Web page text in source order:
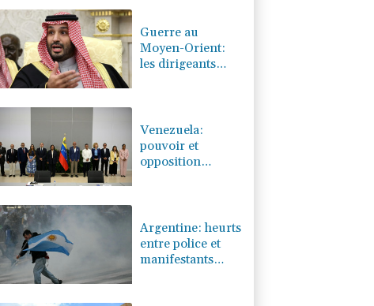
Guerre au
Moyen-Orient:
les dirigeants
Venezuela:
pouvoir et
opposition
transition
Argentine: heurts
entre police et
manifestants